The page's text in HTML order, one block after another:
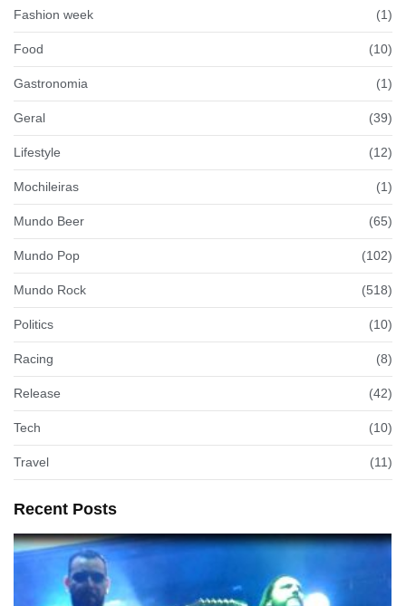
Fashion week (1)
Food (10)
Gastronomia (1)
Geral (39)
Lifestyle (12)
Mochileiras (1)
Mundo Beer (65)
Mundo Pop (102)
Mundo Rock (518)
Politics (10)
Racing (8)
Release (42)
Tech (10)
Travel (11)
Recent Posts